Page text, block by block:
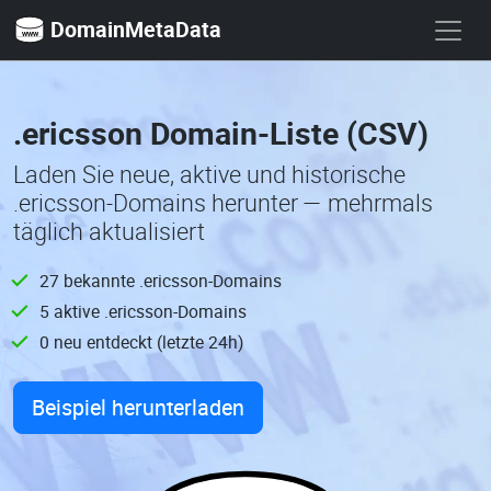
DomainMetaData
.ericsson Domain-Liste (CSV)
Laden Sie neue, aktive und historische
.ericsson-Domains herunter — mehrmals
täglich aktualisiert
27 bekannte .ericsson-Domains
5 aktive .ericsson-Domains
0 neu entdeckt (letzte 24h)
Beispiel herunterladen